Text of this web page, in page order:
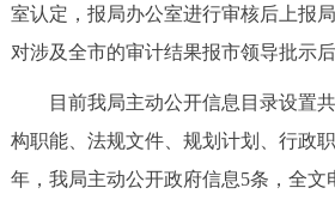
ITALIANO
室认定，报局办公室进行审核后上报
对涉及全市的审计结果报市领导批示后
目前我局主动公开信息目录设置共
构职能、法规文件、规划计划、行政
年，我局主动公开政府信息5条，全文